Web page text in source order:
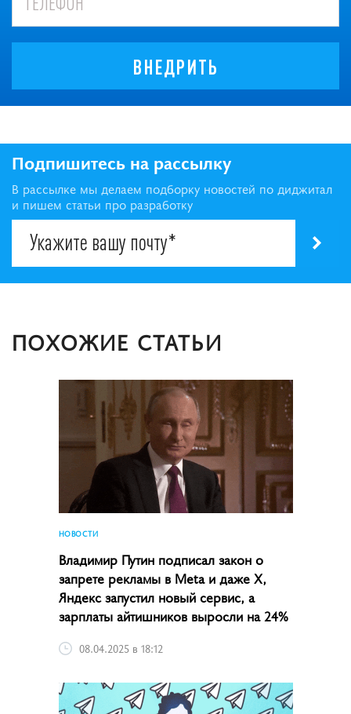
ВНЕДРИТЬ
Подпишитесь на рассылку
В рассылке мы делаем подборку новостей по диджитал
и пишем статьи про разработку
ПОХОЖИЕ СТАТЬИ
НОВОСТИ
Владимир Путин подписал закон о
запрете рекламы в Meta и даже X,
Яндекс запустил новый сервис, а
зарплаты айтишников выросли на 24%
08.04.2025 в 18:12